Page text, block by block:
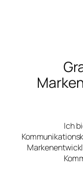
Ich